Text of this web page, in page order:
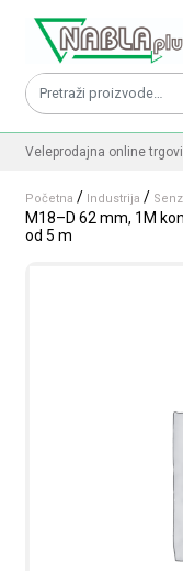
Pretraži:
Veleprodajna online
Početna / Industrija /
M18–D 62 mm, 1M
od 5 m